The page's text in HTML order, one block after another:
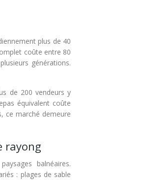
plus de 40
coûte entre 80
générations.
de 200 vendeurs y
équivalent coûte
ce marché demeure
rayong
balnéaires.
: plages de sable